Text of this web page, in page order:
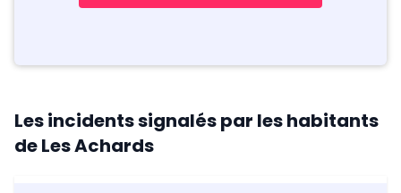
Les incidents signalés par les habitants
de Les Achards